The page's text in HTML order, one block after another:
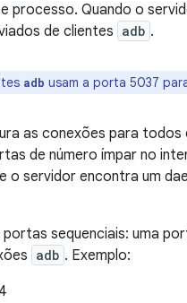
processo. Quando o
de clientes adb .
adb usam a porta 5037
as conexões para
de número ímpar no
o servidor encontra um
portas sequenciais: uma
adb . Exemplo: